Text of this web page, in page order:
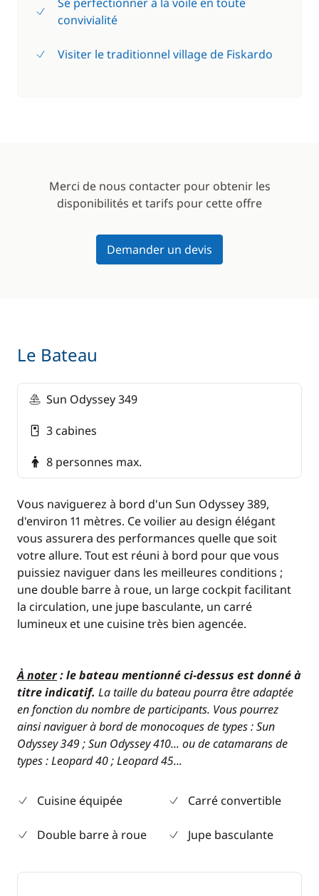
convivialité
Visiter le traditionnel village de Fiskardo
Merci de nous contacter pour obtenir les
disponibilités et tarifs pour cette offre
Demander un devis
Le Bateau
Sun Odyssey 349
3 cabines
8 personnes max.
Vous naviguerez à bord d'un Sun Odyssey 389,
d'environ 11 mètres. Ce voilier au design élégant
vous assurera des performances quelle que soit
votre allure. Tout est réuni à bord pour que vous
puissiez naviguer dans les meilleures conditions ;
une double barre à roue, un large cockpit facilitant
la circulation, une jupe basculante, un carré
lumineux et une cuisine très bien agencée.
À noter: le bateau mentionné ci-dessus est donné à
titre indicatif. La taille du bateau pourra être adaptée
en fonction du nombre de participants. Vous pourrez
ainsi naviguer à bord de monocoques de types : Sun
Odyssey 349 ; Sun Odyssey 410... ou de catamarans de
types : Leopard 40 ; Leopard 45...
Cuisine équipée Carré convertible
Double barre à roue Jupe basculante